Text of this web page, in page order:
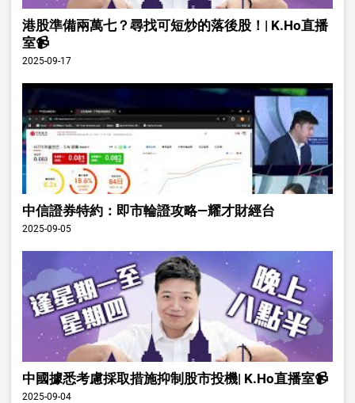
港股準備兩萬七？尋找可短炒的落後股！| K.Ho直播
室📹
2025-09-17
中信證券特約：即市輪證攻略—耀才財經台
2025-09-05
中國據悉考慮採取措施抑制股市投機| K.Ho直播室📹
2025-09-04